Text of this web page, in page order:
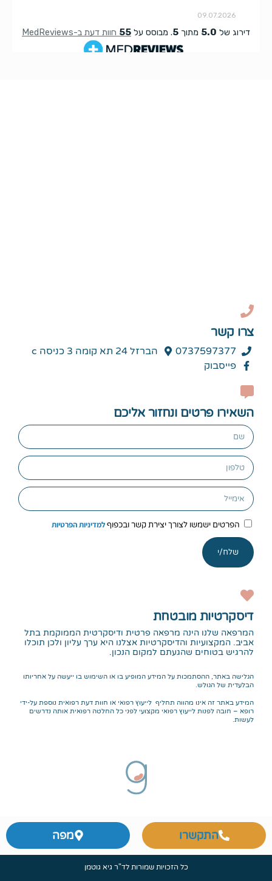
דיסקרטיות מובטחת
המרפאה שלנו הינה מרפאה פרטית ודיסקרטית הממוקמת בתל
אביב. המקצועיות והדיסקרטיות אצלנו היא ערך עליון ולכן תוכלו
להרגיש בטוחים שהגעתם למקום הנכון.
הגלישה באתר, ההסתמכות על המידע המופיע בו או השימוש בו ייעשה על אחריותו
הבלעדית של הגולש.
המידע באתר זה אינו מהווה תחליף לייעוץ רפואי או חוות דעת רפואית נוספת על-ידי
רופא – חובה לפנות לייעוץ רפואי מקצועי לפני כל החלטה רפואית אותה נדרשים
לעשות.
השאירו פרטים ונחזור אליכם
הפרטים ישמשו לצורך יצירת קשר ובכפוףלמדיניות הפרטיות
שלח/י
צרו קשר
0737597377
הברזל 24 תא קומה 3 כניסה c
פייסבוק
התקשרו מפה
כל הזכויות שמורות לד"ר גיא גוטמן